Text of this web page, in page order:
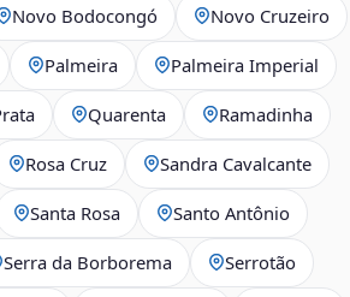
Novo Bodocongó Novo Cruzeiro
Palmeira Palmeira Imperial
Quarenta Ramadinha
Rosa Cruz Sandra Cavalcante
Santa Rosa Santo Antônio
Serra da Borborema Serrotão